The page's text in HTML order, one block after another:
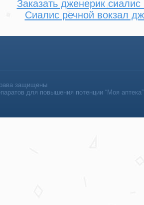
Заказать дженерик
Сиалис речной вокзал
защищены
для повышения потенции “Моя